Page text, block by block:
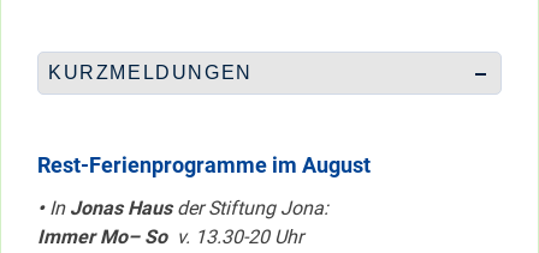
KURZMELDUNGEN
Rest-Ferienprogramme im August
•InJonas Hausder Stiftung Jona:
Immer Mo– So v. 13.30-20 Uhr